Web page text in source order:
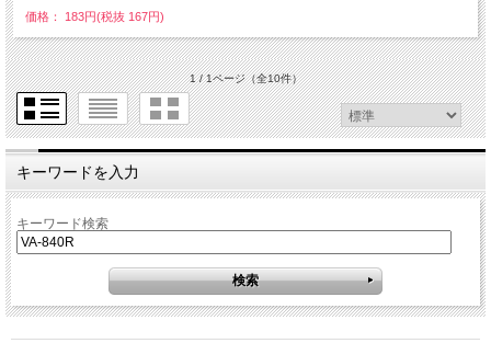
価格： 183円(税抜 167円)
1 / 1ページ（全10件）
キーワードを入力
キーワード検索